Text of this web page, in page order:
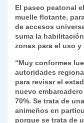
El paseo peatonal
muelle flotante,
de accesos
suma la
zonas para el uso
“Muy conformes
autoridades
para revisar el
nuevo
70%. Se trata de
animeños en
porque se trata de